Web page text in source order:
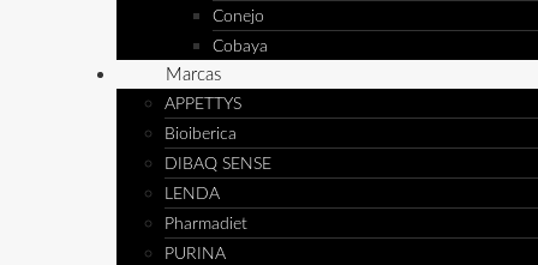
Conejo
Cobaya
Marcas
APPETTYS
Bioiberica
DIBAQ SENSE
LENDA
Pharmadiet
PURINA